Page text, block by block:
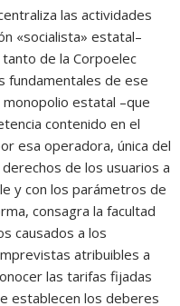
las actividades
«socialista» estatal–
de la Corpoelec
fundamentales de ese
estatal –que
contenido en el
esa operadora, única del
de los usuarios a
y con los parámetros de
consagra la facultad
causados a los
atribuibles a
las tarifas fijadas
establecen los deberes